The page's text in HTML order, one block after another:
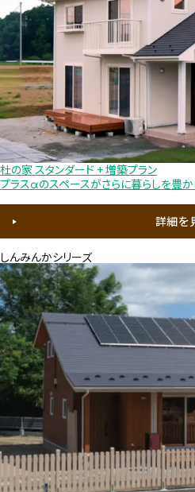
杜の家 スタンダード + 増築プラン
プラスαのスペースがさらに暮らしを豊か
詳細を
しんみんかシリーズ